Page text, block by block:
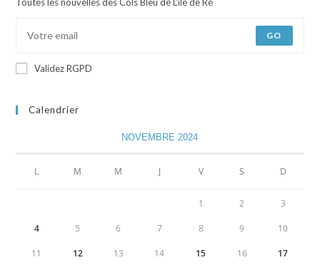
GO
Validez RGPD
Calendrier
NOVEMBRE 2024
L M M J V S D
1 2 3
4 5 6 7 8 9 10
11 12 13 14 15 16 17